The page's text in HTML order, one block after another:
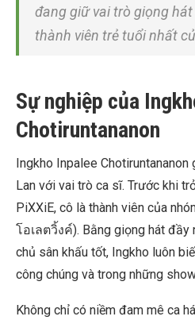
đang giữ vai trò giọng
thành viên trẻ tuổi nhất
Sự nghiệp của
Chotiruntananon
Ingkho Inpalee
Lan với vai trò ca sĩ. Trước khi
PiXXiE, cô là thành viên của
โอเลตวิ้งค์). Bằng giọng hát đầy
chủ sân khấu tốt, Ingkho luôn
công chúng và trong những
Không chỉ có niềm đam mê ca